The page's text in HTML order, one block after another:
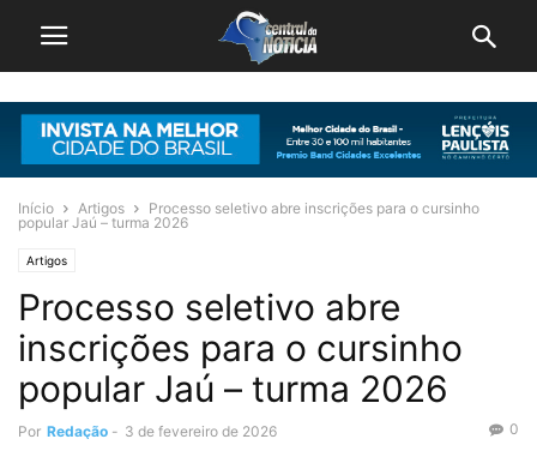
Início Artigos
Processo seletivo abre inscrições para o cursinho
popular Jaú – turma 2026
Artigos
Processo seletivo abre
inscrições para o cursinho
popular Jaú – turma 2026
Por Redação - 3 de fevereiro de 2026 0